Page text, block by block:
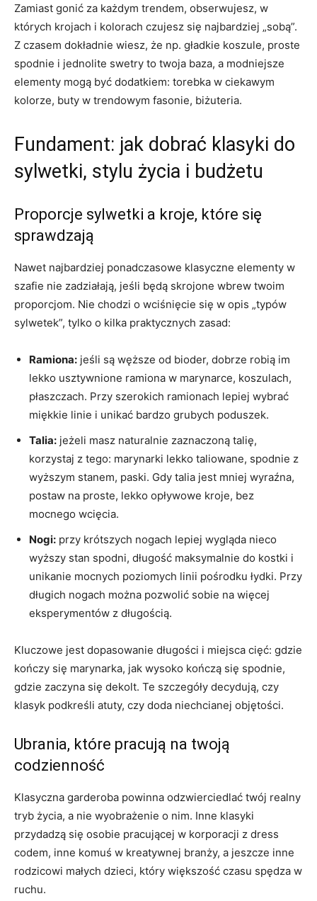
Zamiast gonić za każdym trendem, obserwujesz, w
których krojach i kolorach czujesz się najbardziej „sobą”.
Z czasem dokładnie wiesz, że np. gładkie koszule, proste
spodnie i jednolite swetry to twoja baza, a modniejsze
elementy mogą być dodatkiem: torebka w ciekawym
kolorze, buty w trendowym fasonie, biżuteria.
Fundament: jak dobrać klasyki do
sylwetki, stylu życia i budżetu
Proporcje sylwetki a kroje, które się
sprawdzają
Nawet najbardziej ponadczasowe klasyczne elementy w
szafie nie zadziałają, jeśli będą skrojone wbrew twoim
proporcjom. Nie chodzi o wciśnięcie się w opis „typów
sylwetek”, tylko o kilka praktycznych zasad:
Ramiona: jeśli są węższe od bioder, dobrze robią im
lekko usztywnione ramiona w marynarce, koszulach,
płaszczach. Przy szerokich ramionach lepiej wybrać
miękkie linie i unikać bardzo grubych poduszek.
Talia: jeżeli masz naturalnie zaznaczoną talię,
korzystaj z tego: marynarki lekko taliowane, spodnie z
wyższym stanem, paski. Gdy talia jest mniej wyraźna,
postaw na proste, lekko opływowe kroje, bez
mocnego wcięcia.
Nogi: przy krótszych nogach lepiej wygląda nieco
wyższy stan spodni, długość maksymalnie do kostki i
unikanie mocnych poziomych linii pośrodku łydki. Przy
długich nogach można pozwolić sobie na więcej
eksperymentów z długością.
Kluczowe jest dopasowanie długości i miejsca cięć: gdzie
kończy się marynarka, jak wysoko kończą się spodnie,
gdzie zaczyna się dekolt. Te szczegóły decydują, czy
klasyk podkreśli atuty, czy doda niechcianej objętości.
Ubrania, które pracują na twoją
codzienność
Klasyczna garderoba powinna odzwierciedlać twój realny
tryb życia, a nie wyobrażenie o nim. Inne klasyki
przydadzą się osobie pracującej w korporacji z dress
codem, inne komuś w kreatywnej branży, a jeszcze inne
rodzicowi małych dzieci, który większość czasu spędza w
ruchu.